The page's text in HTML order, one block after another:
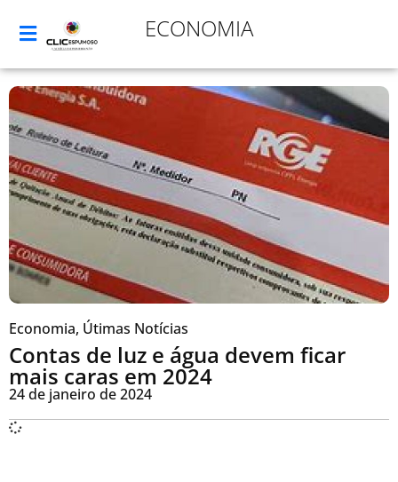
ECONOMIA
Economia, Útimas Notícias
Contas de luz e água devem ficar
mais caras em 2024
24 de janeiro de 2024